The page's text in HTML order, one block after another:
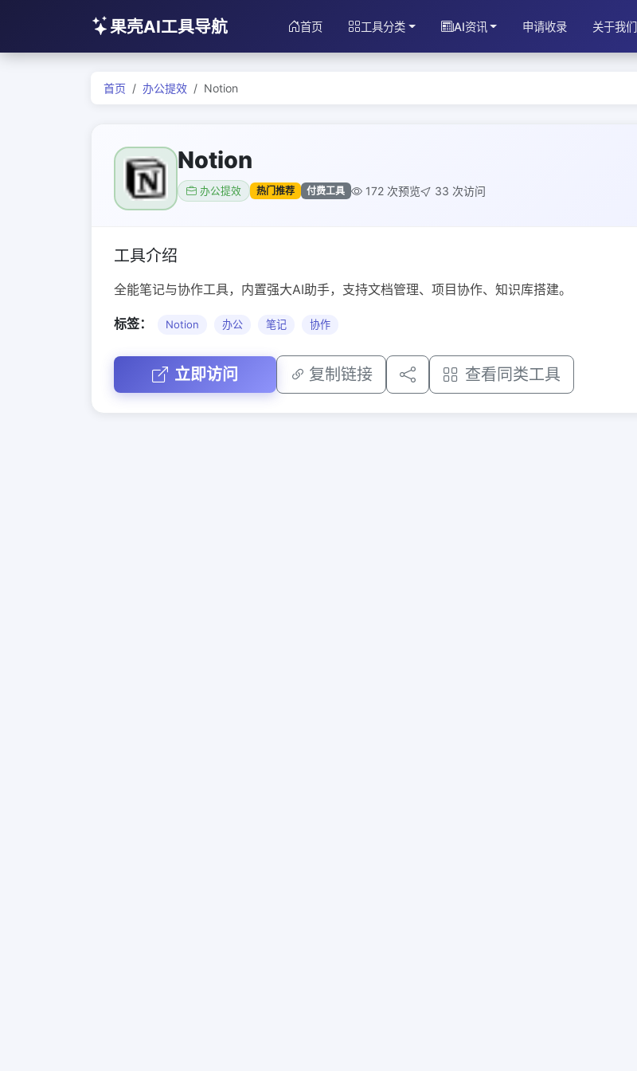
果壳AI工具导航 首页 工具分类 AI资讯 申请收录 关于我们
首页 办公提效 Notion
Notion
办公提效 热门推荐 付费工具 172 次预览 33 次访问
工具介绍
全能笔记与协作工具，内置强大AI助手，支持文档管理、项目协作、知识库搭建。
标签： Notion 办公 笔记 协作
立即访问 复制链接 查看同类工具